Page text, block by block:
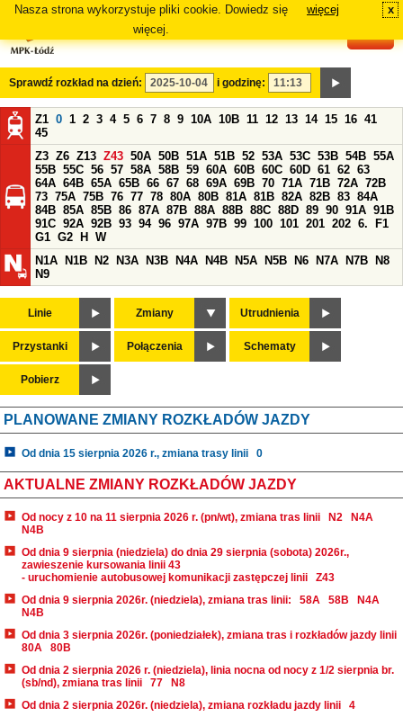
Nasza strona wykorzystuje pliki cookie. Dowiedz się
więcej.
więcej x
Sprawdź rozkład na dzień: i godzinę:
Z1 0 1 2 3 4 5 6 7 8 9 10A 10B 11 12 13 14 15 16 41
45
Z3 Z6 Z13 Z43 50A 50B 51A 51B 52 53A 53C 53B 54B 55A
55B 55C 56 57 58A 58B 59 60A 60B 60C 60D 61 62 63
64A 64B 65A 65B 66 67 68 69A 69B 70 71A 71B 72A 72B
73 75A 75B 76 77 78 80A 80B 81A 81B 82A 82B 83 84A
84B 85A 85B 86 87A 87B 88A 88B 88C 88D 89 90 91A 91B
91C 92A 92B 93 94 96 97A 97B 99 100 101 201 202 6.
F1
G1 G2 H
W
N1A
N1B N2 N3A N3B N4A N4B N5A N5B N6 N7A N7B
N8
N9
Linie Zmiany Utrudnienia
Przystanki Połączenia Schematy
Pobierz
PLANOWANE ZMIANY ROZKŁADÓW JAZDY
Od dnia 15 sierpnia 2026 r., zmiana trasy linii 0
AKTUALNE ZMIANY ROZKŁADÓW JAZDY
Od nocy z 10 na 11 sierpnia 2026 r. (pn/wt), zmiana tras linii N2
N4A
N4B
Od dnia 9 sierpnia (niedziela) do dnia 29 sierpnia (sobota) 2026r.,
zawieszenie kursowania linii 43
- uruchomienie autobusowej komunikacji zastępczej linii
Z43
Od dnia 9 sierpnia 2026r. (niedziela), zmiana tras linii:
58A 58B
N4A
N4B
Od dnia 3 sierpnia 2026r. (poniedziałek), zmiana tras i rozkładów jazdy linii
80A
80B
Od dnia 2 sierpnia 2026 r. (niedziela), linia nocna od nocy z 1/2 sierpnia br.
(sb/nd), zmiana tras linii
77
N8
Od dnia 2 sierpnia 2026r. (niedziela), zmiana rozkładu jazdy linii
4